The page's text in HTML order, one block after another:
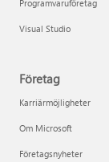
Programvaruföretag
Visual Studio
Företag
Karriärmöjligheter
Om Microsoft
Företagsnyheter